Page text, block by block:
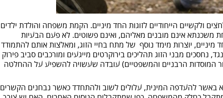
ולקשיים הייחודיים לזוגות החד מיניים. הקמת משפחה והולדת ילדים
משכנתא אינם מובנים מאליהם, ואינם פשוטים. לא פעם הבעיות
מיניים, יוצרות מימד נוסף של מתח בחיי הזוג, ומאלצות אותם להתמודד
נחסכים מבני הזוג תהליכים בירוקרטים מייגעים ומורכבים סביב פירוק
המוסדות הרבניים והמשפטיים) עובדה שעשויה להשפיע על ההחלטה
להעדפה המינית, עלולים לשוב ולהתחדד כאשר נבחנים הקשרים